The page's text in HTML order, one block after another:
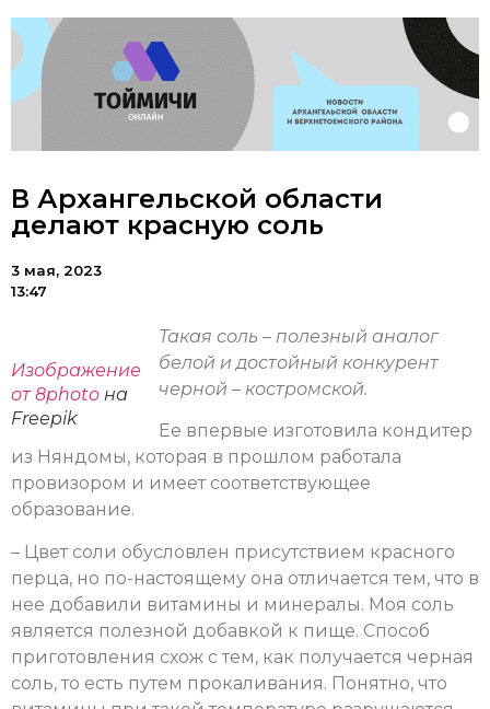
В Архангельской области
делают красную соль
3 мая, 2023
13:47
Изображение
от 8photo на
Freepik
Такая соль – полезный аналог
белой и достойный конкурент
черной – костромской.
Ее впервые изготовила кондитер
из Няндомы, которая в прошлом работала
провизором и имеет соответствующее
образование.
– Цвет соли обусловлен присутствием красного
перца, но по-настоящему она отличается тем, что в
нее добавили витамины и минералы. Моя соль
является полезной добавкой к пище. Способ
приготовления схож с тем, как получается черная
соль, то есть путем прокаливания. Понятно, что